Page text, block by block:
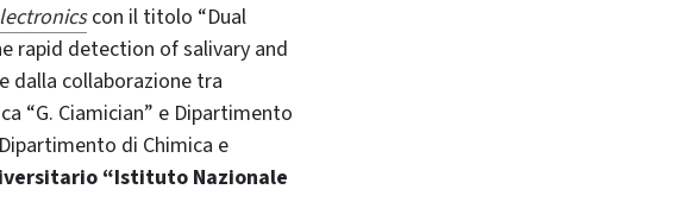
con il titolo “Dual
rapid detection of salivary and
dalla collaborazione tra
“G. Ciamician” e Dipartimento
di Chimica e
“Istituto Nazionale